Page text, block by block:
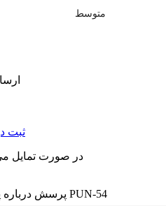
متوسط
ثبت
در صورت تمایل می
پرسش درباره پرده پانچی مدرن طرح هنری کد PUN-54